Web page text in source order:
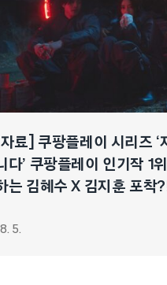
자료] 쿠팡플레이 시리즈
다’ 쿠팡플레이 인기작 1
는 김혜수 X 김지훈 포
5.